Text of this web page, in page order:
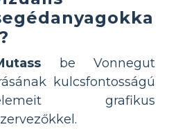
be Vonnegut
kulcsfontosságú
grafikus